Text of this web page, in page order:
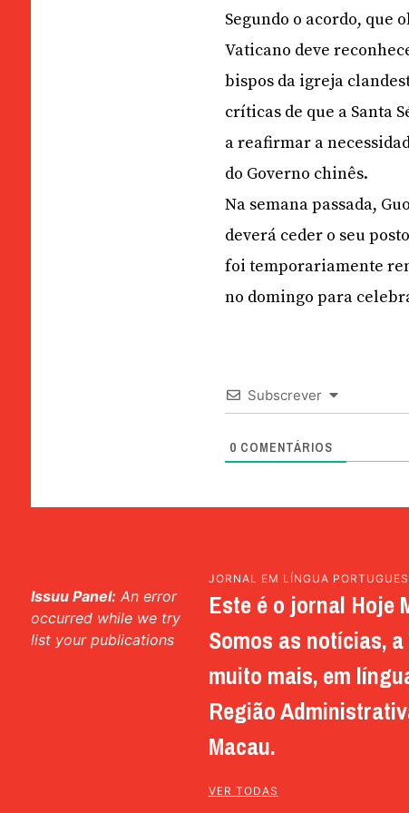
Segundo o acordo, que
Vaticano deve
bispos da igreja
críticas de que a Santa
a reafirmar a
do Governo chinês.
Na semana passada,
deverá ceder o seu
foi temporariamente
no domingo para
Subscrever
0 COMENTÁRIOS
Issuu Panel: An error
occurred while we try
list your publications
JORNAL EM LÍNGUA
Este é o jornal Hoje
Somos as notícias,
muito mais, em
Região
Macau.
VER TODAS